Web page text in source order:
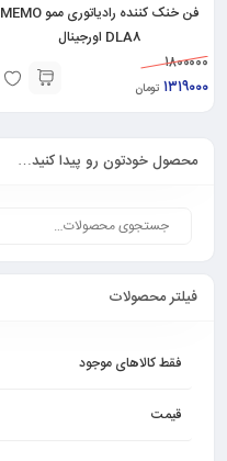
فن خنک کننده رادیاتوری ممو MEMO
DLA8 اورجینال
۱۸۰۰۰۰۰
۱۳۱۹۰۰۰ تومان
محصول خودتون رو پیدا کنید…
فیلتر محصولات
فقط کالاهای موجود
قیمت